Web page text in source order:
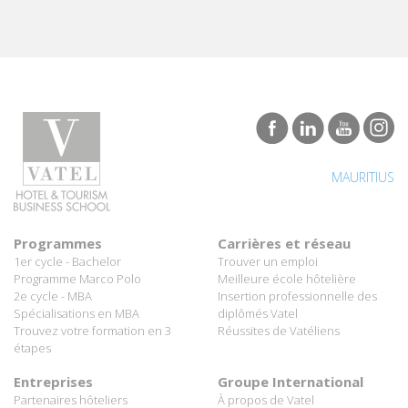
MAURITIUS
Programmes
1er cycle - Bachelor
Programme Marco Polo
2e cycle - MBA
Spécialisations en MBA
Trouvez votre formation en 3
étapes
Carrières et réseau
Trouver un emploi
Meilleure école hôtelière
Insertion professionnelle des
diplômés Vatel
Réussites de Vatéliens
Entreprises
Partenaires hôteliers
Groupe International
À propos de Vatel